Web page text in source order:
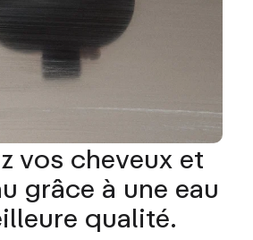
vos cheveux et
grâce à une eau
qualité.